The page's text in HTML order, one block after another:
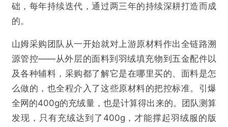
础，每年持续迭代，通过两三年的持续深耕打造而成
的。
山姆采购团队从一开始就对上游原材料作出全链路溯
源管控——从外层的面料到羽绒填充物到五金配件以
及各种辅料，采购都了解它是在哪里买的、面料是怎
么做的，也全程介入了这些原材料的把控标准。引爆
全网的400g的充绒量，也是计算得出来的。团队测算
发现，只有充绒达到了400g，才能撑起羽绒服的版